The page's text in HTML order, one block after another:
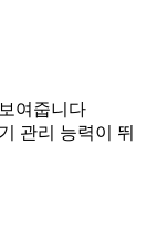
여줍니다
관리 능력이 뛰